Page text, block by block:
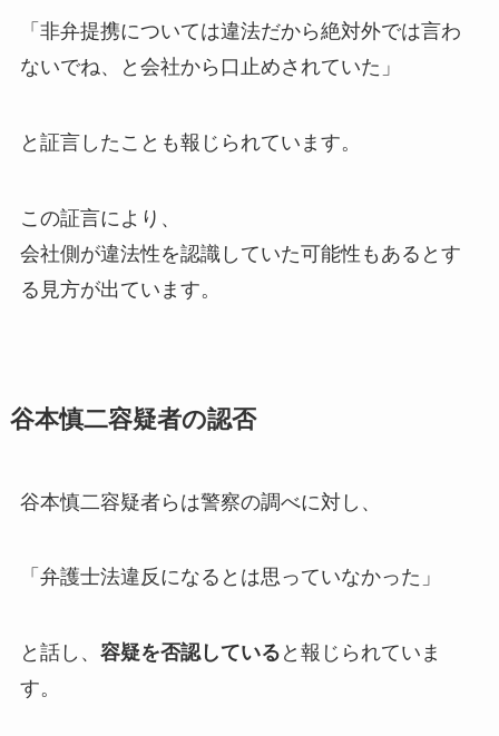
「非弁提携については違法だから絶対外では言わ
ないでね、と会社から口止めされていた」
と証言したことも報じられています。
この証言により、
会社側が違法性を認識していた可能性もあるとす
る見方が出ています。
谷本慎二容疑者の認否
谷本慎二容疑者らは警察の調べに対し、
「弁護士法違反になるとは思っていなかった」
と話し、 容疑を否認している と報じられていま
す。